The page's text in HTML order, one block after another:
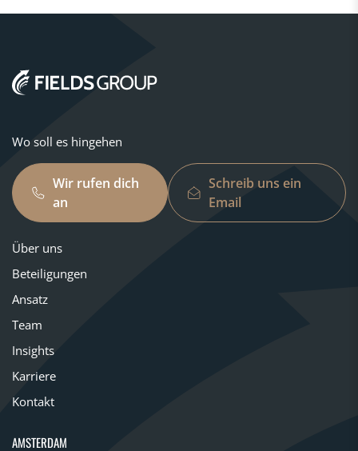
Wo soll es hingehen
Wir rufen dich
an
Schreib uns ein
Email
Über uns
Beteiligungen
Ansatz
Team
Insights
Karriere
Kontakt
AMSTERDAM